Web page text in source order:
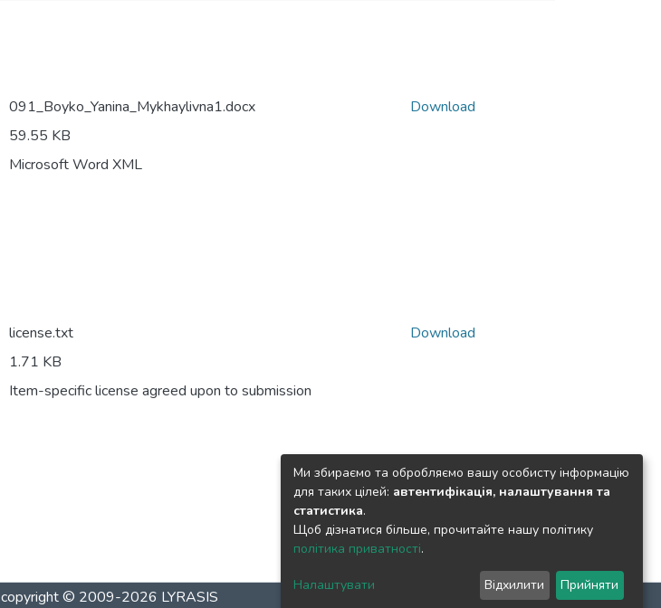
091_Boyko_Yanina_Mykhaylivna1.docx
59.55 KB
Microsoft Word XML
Download
license.txt
1.71 KB
Item-specific license agreed upon to submission
Download
copyright © 2009-2026 LYRASIS
Ми збираємо та обробляємо вашу особисту інформацію
для таких цілей: автентифікація, налаштування та
статистика.
Щоб дізнатися більше, прочитайте нашу політику
політика приватності.
Налаштувати Відхилити Прийняти